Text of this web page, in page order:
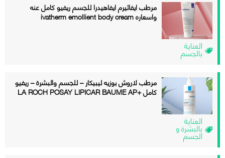
العناية
بالجسم
مرطب ايفاثيرم ايفاهيدرا للجسم ريفيو كامل عنه
واسعاره ivatherm emollient body cream
العناية
بالبشرة و
الجسم
مرطب لاروش بوزيه ليبيكار – للجسم والبشرة – ريفيو
كامل +LA ROCH POSAY LIPICAR BAUME AP